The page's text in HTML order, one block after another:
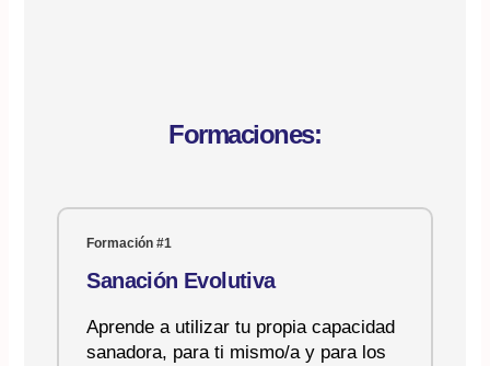
Formaciones:
Formación #1
Sanación Evolutiva
Aprende a utilizar tu propia capacidad
sanadora, para ti mismo/a y para los